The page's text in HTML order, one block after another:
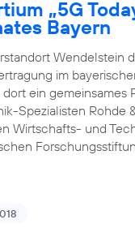
„5G
Bayern
Wendelstein
im
ein gemeinsames
Spezialisten Rohde
Wirtschafts- und